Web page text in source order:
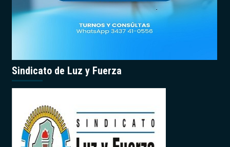
Sindicato de Luz y Fuerza